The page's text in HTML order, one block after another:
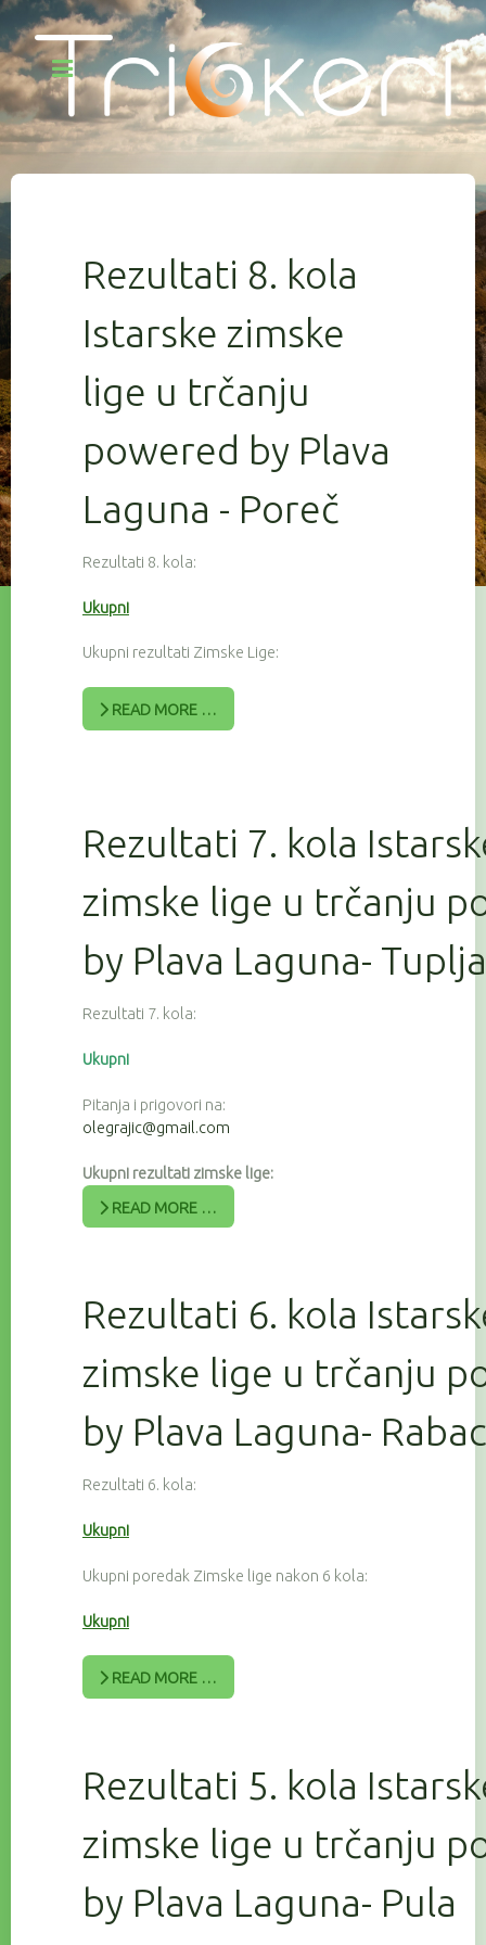
Rezultati 8. kola
Istarske zimske
lige u trčanju
powered by Plava
Laguna - Poreč
Rezultati 8. kola:
Ukupni
Ukupni rezultati Zimske Lige:
READ MORE …
Rezultati 7. kola
zimske lige u trčanju
by Plava Laguna-
Rezultati 7. kola:
Ukupni
Pitanja i prigovori na:
olegrajic@gmail.com
Ukupni rezultati zimske lige:
READ MORE …
Rezultati 6. kola
zimske lige u trčanju
by Plava Laguna- Rabac
Rezultati 6. kola:
Ukupni
Ukupni poredak Zimske lige nakon 6 kola:
Ukupni
READ MORE …
Rezultati 5. kola
zimske lige u trčanju
by Plava Laguna- Pula